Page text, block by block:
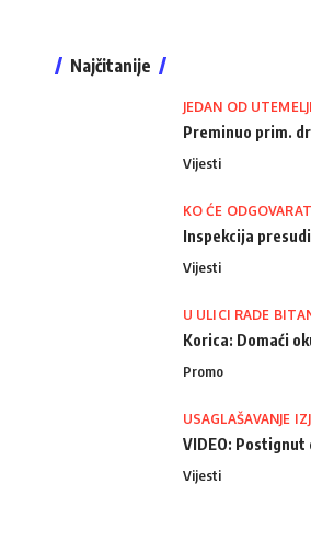
Najčitanije
JEDAN OD
Preminuo prim.
Vijesti
KO ĆE
Inspekcija
Vijesti
U ULICI RADE
Korica: Domaći
Promo
USAGLAŠAVANJE
VIDEO:
Vijesti